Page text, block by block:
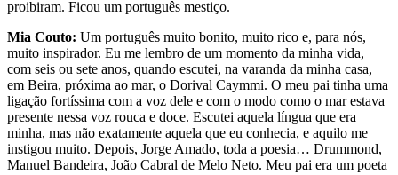
proibiram. Ficou um português mestiço.
Mia Couto: Um português muito bonito, muito rico e, para nós,
muito inspirador. Eu me lembro de um momento da minha vida,
com seis ou sete anos, quando escutei, na varanda da minha casa,
em Beira, próxima ao mar, o Dorival Caymmi. O meu pai tinha uma
ligação fortíssima com a voz dele e com o modo como o mar estava
presente nessa voz rouca e doce. Escutei aquela língua que era
minha, mas não exatamente aquela que eu conhecia, e aquilo me
instigou muito. Depois, Jorge Amado, toda a poesia… Drummond,
Manuel Bandeira, João Cabral de Melo Neto. Meu pai era um poeta